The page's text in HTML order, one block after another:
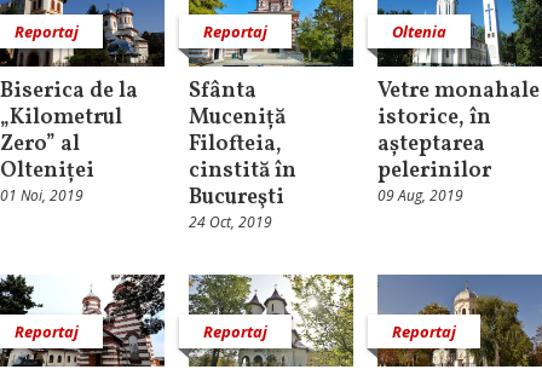
Reportaj
Biserica de la
„Kilometrul
Zero” al
Olteniței
01 Noi, 2019
Reportaj
Sfânta
Muceniță
Filofteia,
cinstită în
Bucureşti
24 Oct, 2019
Oltenia
Vetre monahale
istorice, în
așteptarea
pelerinilor
09 Aug, 2019
Reportaj Reportaj Reportaj